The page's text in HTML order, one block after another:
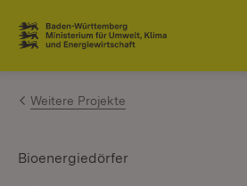
Zum Inhalt springen
Link zur Startseite
Weitere Projekte
Bioenergiedörfer